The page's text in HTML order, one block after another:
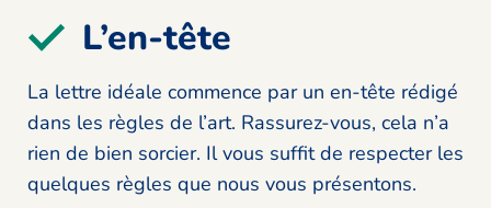
L’en-tête
La lettre idéale commence par un en-tête rédigé
dans les règles de l’art. Rassurez-vous, cela n’a
rien de bien sorcier. Il vous suffit de respecter les
quelques règles que nous vous présentons.